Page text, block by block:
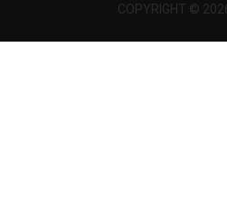
COPYRIGHT ©